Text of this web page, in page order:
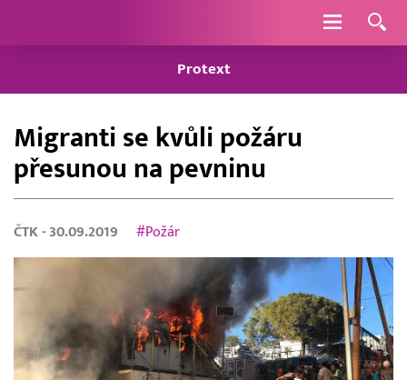
Navigace
Protext
Migranti se kvůli požáru
přesunou na pevninu
ČTK - 30.09.2019 #Požár